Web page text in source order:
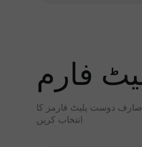
فارم
صارف دوست پلیٹ فارمز کا
انتخاب کریں